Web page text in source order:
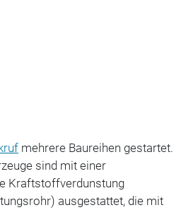
mehrere Baureihen gestartet.
sind mit einer
Kraftstoffverdunstung
ausgestattet, die mit